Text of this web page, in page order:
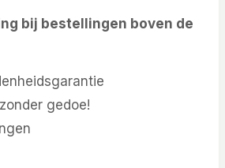
bij bestellingen boven de
gedoe!